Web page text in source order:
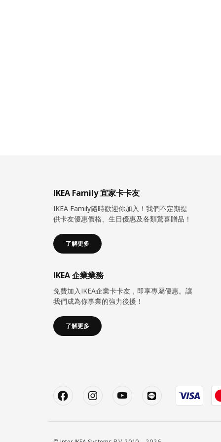
IKEA Family 宜家卡卡友
IKEA Family隨時歡迎你加入！我們不定期提
供卡友優惠價格、生日優惠及各類驚喜贈品！
了解更多
IKEA 企業業務
免費加入IKEA企業卡卡友，即享專屬優惠。讓
我們成為你事業的強力後援！
了解更多